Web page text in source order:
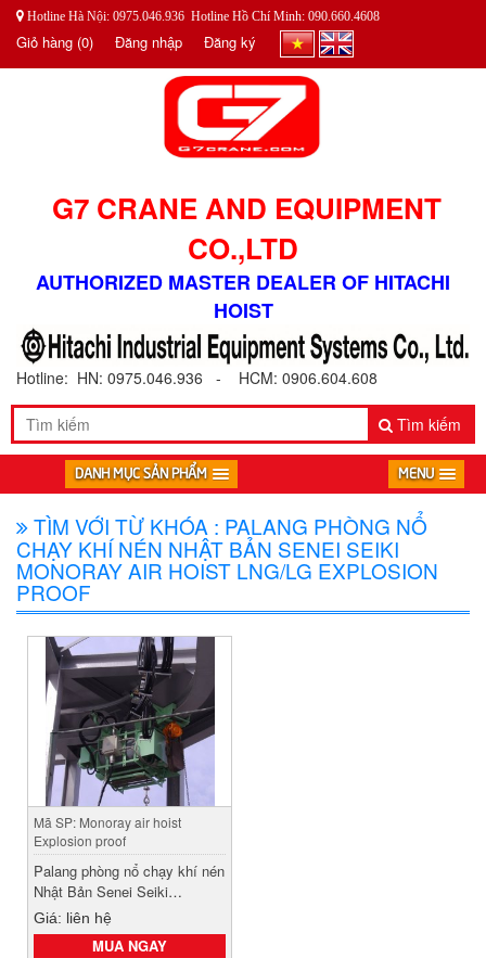
Hotline Hà Nội: 0975.046.936 Hotline Hồ Chí Minh: 090.660.4608
Giỏ hàng (0) Đăng nhập Đăng ký
G7 CRANE AND EQUIPMENT
CO.,LTD
AUTHORIZED MASTER DEALER OF HITACHI
HOIST
Hotline: HN: 0975.046.936 - HCM: 0906.604.608
Tìm kiếm
DANH MỤC SẢN PHẨM MENU
TÌM VỚI TỪ KHÓA : PALANG PHÒNG NỔ
CHẠY KHÍ NÉN NHẬT BẢN SENEI SEIKI
MONORAY AIR HOIST LNG/LG EXPLOSION
PROOF
Mã SP: Monoray air hoist
Explosion proof
Palang phòng nổ chạy khí nén
Nhật Bản Senei Seiki
Monoray air hoist LNG/LG
Explosion proof
Giá: liên hệ
MUA NGAY